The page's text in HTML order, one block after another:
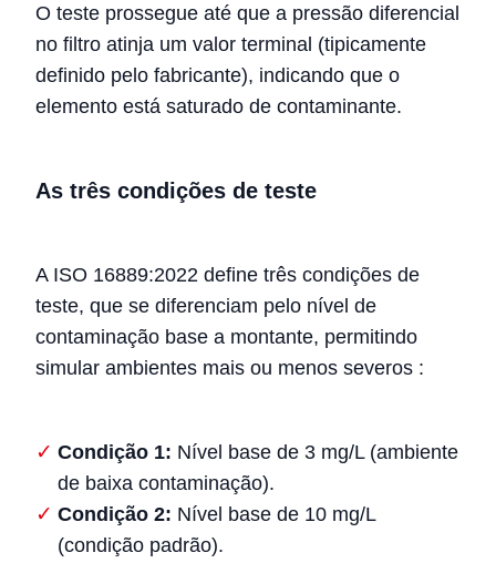
O teste prossegue até que a pressão diferencial
no filtro atinja um valor terminal (tipicamente
definido pelo fabricante), indicando que o
elemento está saturado de contaminante.
As três condições de teste
A ISO 16889:2022 define três condições de
teste, que se diferenciam pelo nível de
contaminação base a montante, permitindo
simular ambientes mais ou menos severos :
Condição 1: Nível base de 3 mg/L (ambiente
de baixa contaminação).
Condição 2: Nível base de 10 mg/L
(condição padrão).